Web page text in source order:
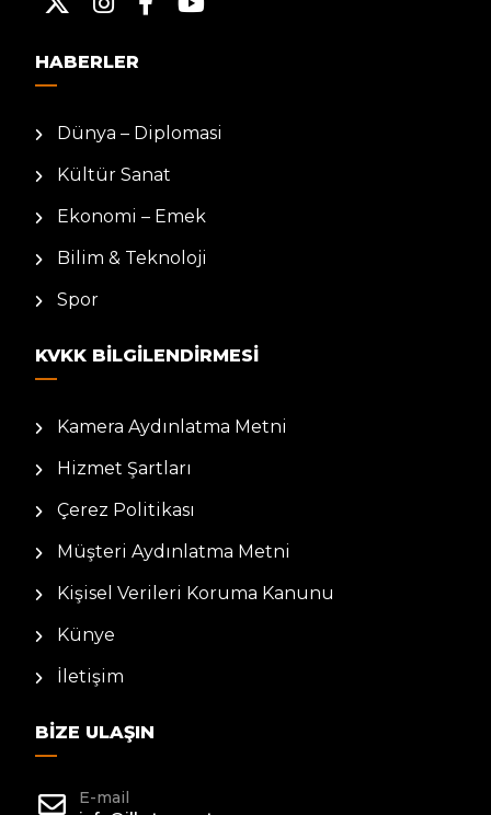
HABERLER
Dünya – Diplomasi
Kültür Sanat
Ekonomi – Emek
Bilim & Teknoloji
Spor
KVKK BILGILENDIRMESI
Kamera Aydınlatma Metni
Hizmet Şartları
Çerez Politikası
Müşteri Aydınlatma Metni
Kişisel Verileri Koruma Kanunu
Künye
İletişim
BIZE ULAŞIN
E-mail